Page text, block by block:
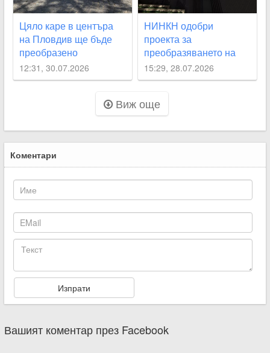
Цяло каре в центъра
на Пловдив ще бъде
преобразено
12:31, 30.07.2026
НИНКН одобри
проекта за
преобразяването на
подлез
“Археологически“
15:29, 28.07.2026
Виж още
Коментари
Вашият коментар през Facebook